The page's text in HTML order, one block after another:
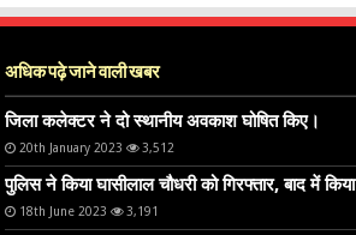
अधिक पढ़े जाने वाली खबर
जिला कलेक्टर ने दो स्थानीय अवकाश घोषित किए।
20th January 2023 3,512
पुलिस ने किया घासीलाल चौधरी को गिरफ्तार, बाद में किया
18th June 2023 3,191